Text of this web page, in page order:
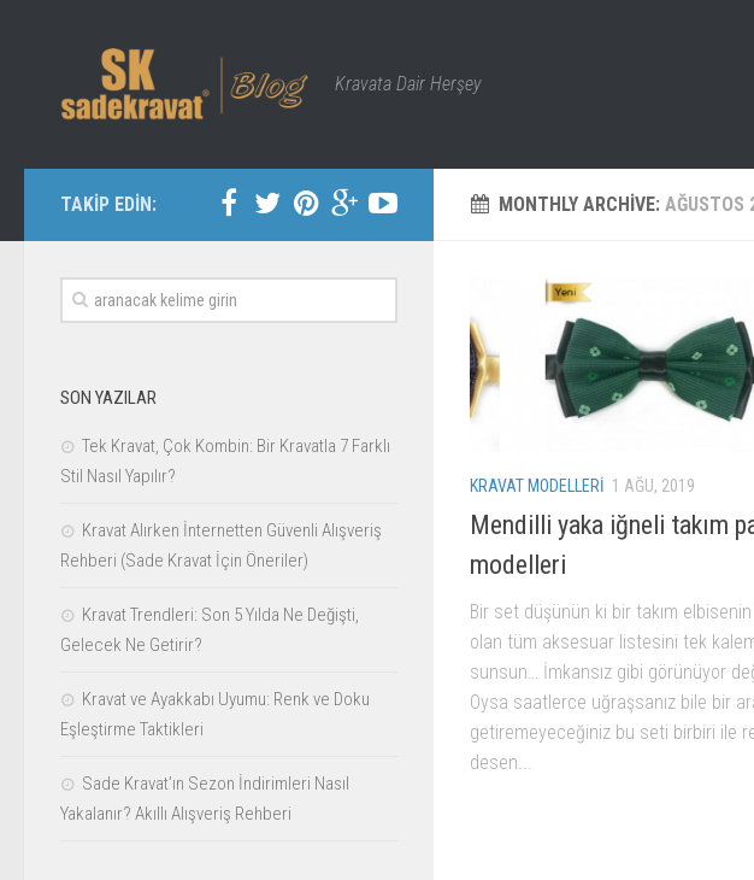
Kravata Dair Herşey
MONTHLY ARCHIVE: AĞUSTOS
KRAVAT MODELLERI 1 AĞU, 2019
Mendilli yaka iğneli takım
modelleri
Bir set düşünün ki bir takım elbisenin
olan tüm aksesuar listesini tek
sunsun… İmkansız gibi görünüyor
Oysa saatlerce uğraşsanız bile bir
getiremeyeceğiniz bu seti birbiri ile
desen...
TAKİP EDİN:
SON YAZILAR
Tek Kravat, Çok Kombin: Bir Kravatla 7 Farklı
Stil Nasıl Yapılır?
Kravat Alırken İnternetten Güvenli Alışveriş
Rehberi (Sade Kravat İçin Öneriler)
Kravat Trendleri: Son 5 Yılda Ne Değişti,
Gelecek Ne Getirir?
Kravat ve Ayakkabı Uyumu: Renk ve Doku
Eşleştirme Taktikleri
Sade Kravat’ın Sezon İndirimleri Nasıl
Yakalanır? Akıllı Alışveriş Rehberi